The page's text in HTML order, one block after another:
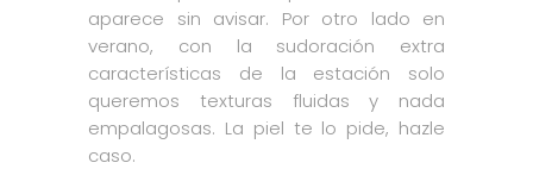
aparece sin avisar. Por otro lado en
verano, con la sudoración extra
características de la estación solo
queremos texturas fluidas y nada
empalagosas. La piel te lo pide, hazle
caso.